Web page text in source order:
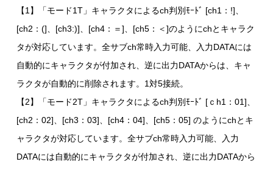
【1】「モード1T」キャラクタによるch判別ﾓｰﾄﾞ [ch1：!]、
[ch2：(]、[ch3:)]、[ch4：＝]、[ch5：＜]のようにchとキャラク
タが対応しています。全サブch常時入力可能、入力DATAには
自動的にキャラクタが付加され、逆に出力DATAからは、キャ
ラクタが自動的に削除されます。1対5接続。
【2】「モード2T」キャラクタによるch判別ﾓｰﾄﾞ [ｃh1：01]、
[ch2：02]、[ch3：03]、[ch4：04]、[ch5：05] のようにchとキ
ャラクタが対応しています。全サブch常時入力可能、入力
DATAには自動的にキャラクタが付加され、逆に出力DATAから